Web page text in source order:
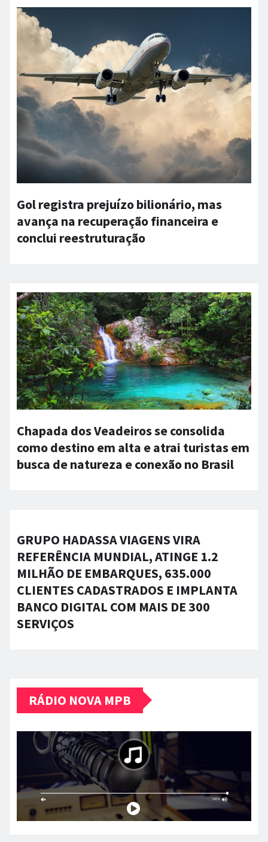
Gol registra prejuízo bilionário, mas
avança na recuperação financeira e
conclui reestruturação
Chapada dos Veadeiros se consolida
como destino em alta e atrai turistas em
busca de natureza e conexão no Brasil
GRUPO HADASSA VIAGENS VIRA
REFERÊNCIA MUNDIAL, ATINGE 1.2
MILHÃO DE EMBARQUES, 635.000
CLIENTES CADASTRADOS E IMPLANTA
BANCO DIGITAL COM MAIS DE 300
SERVIÇOS
RÁDIO NOVA MPB